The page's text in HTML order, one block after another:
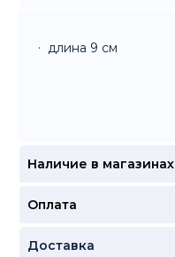
длина 9 см
Наличие в магазинах
Оплата
Доставка